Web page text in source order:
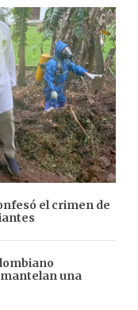
el crimen de
una